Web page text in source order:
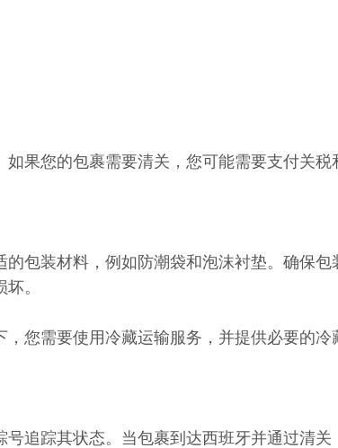
果您的包裹需要清关，您可能需要支付关税
包装材料，例如防潮袋和泡沫衬垫。确保包
。
您需要使用冷藏运输服务，并提供必要的冷
追踪其状态。当包裹到达西班牙并通过清关